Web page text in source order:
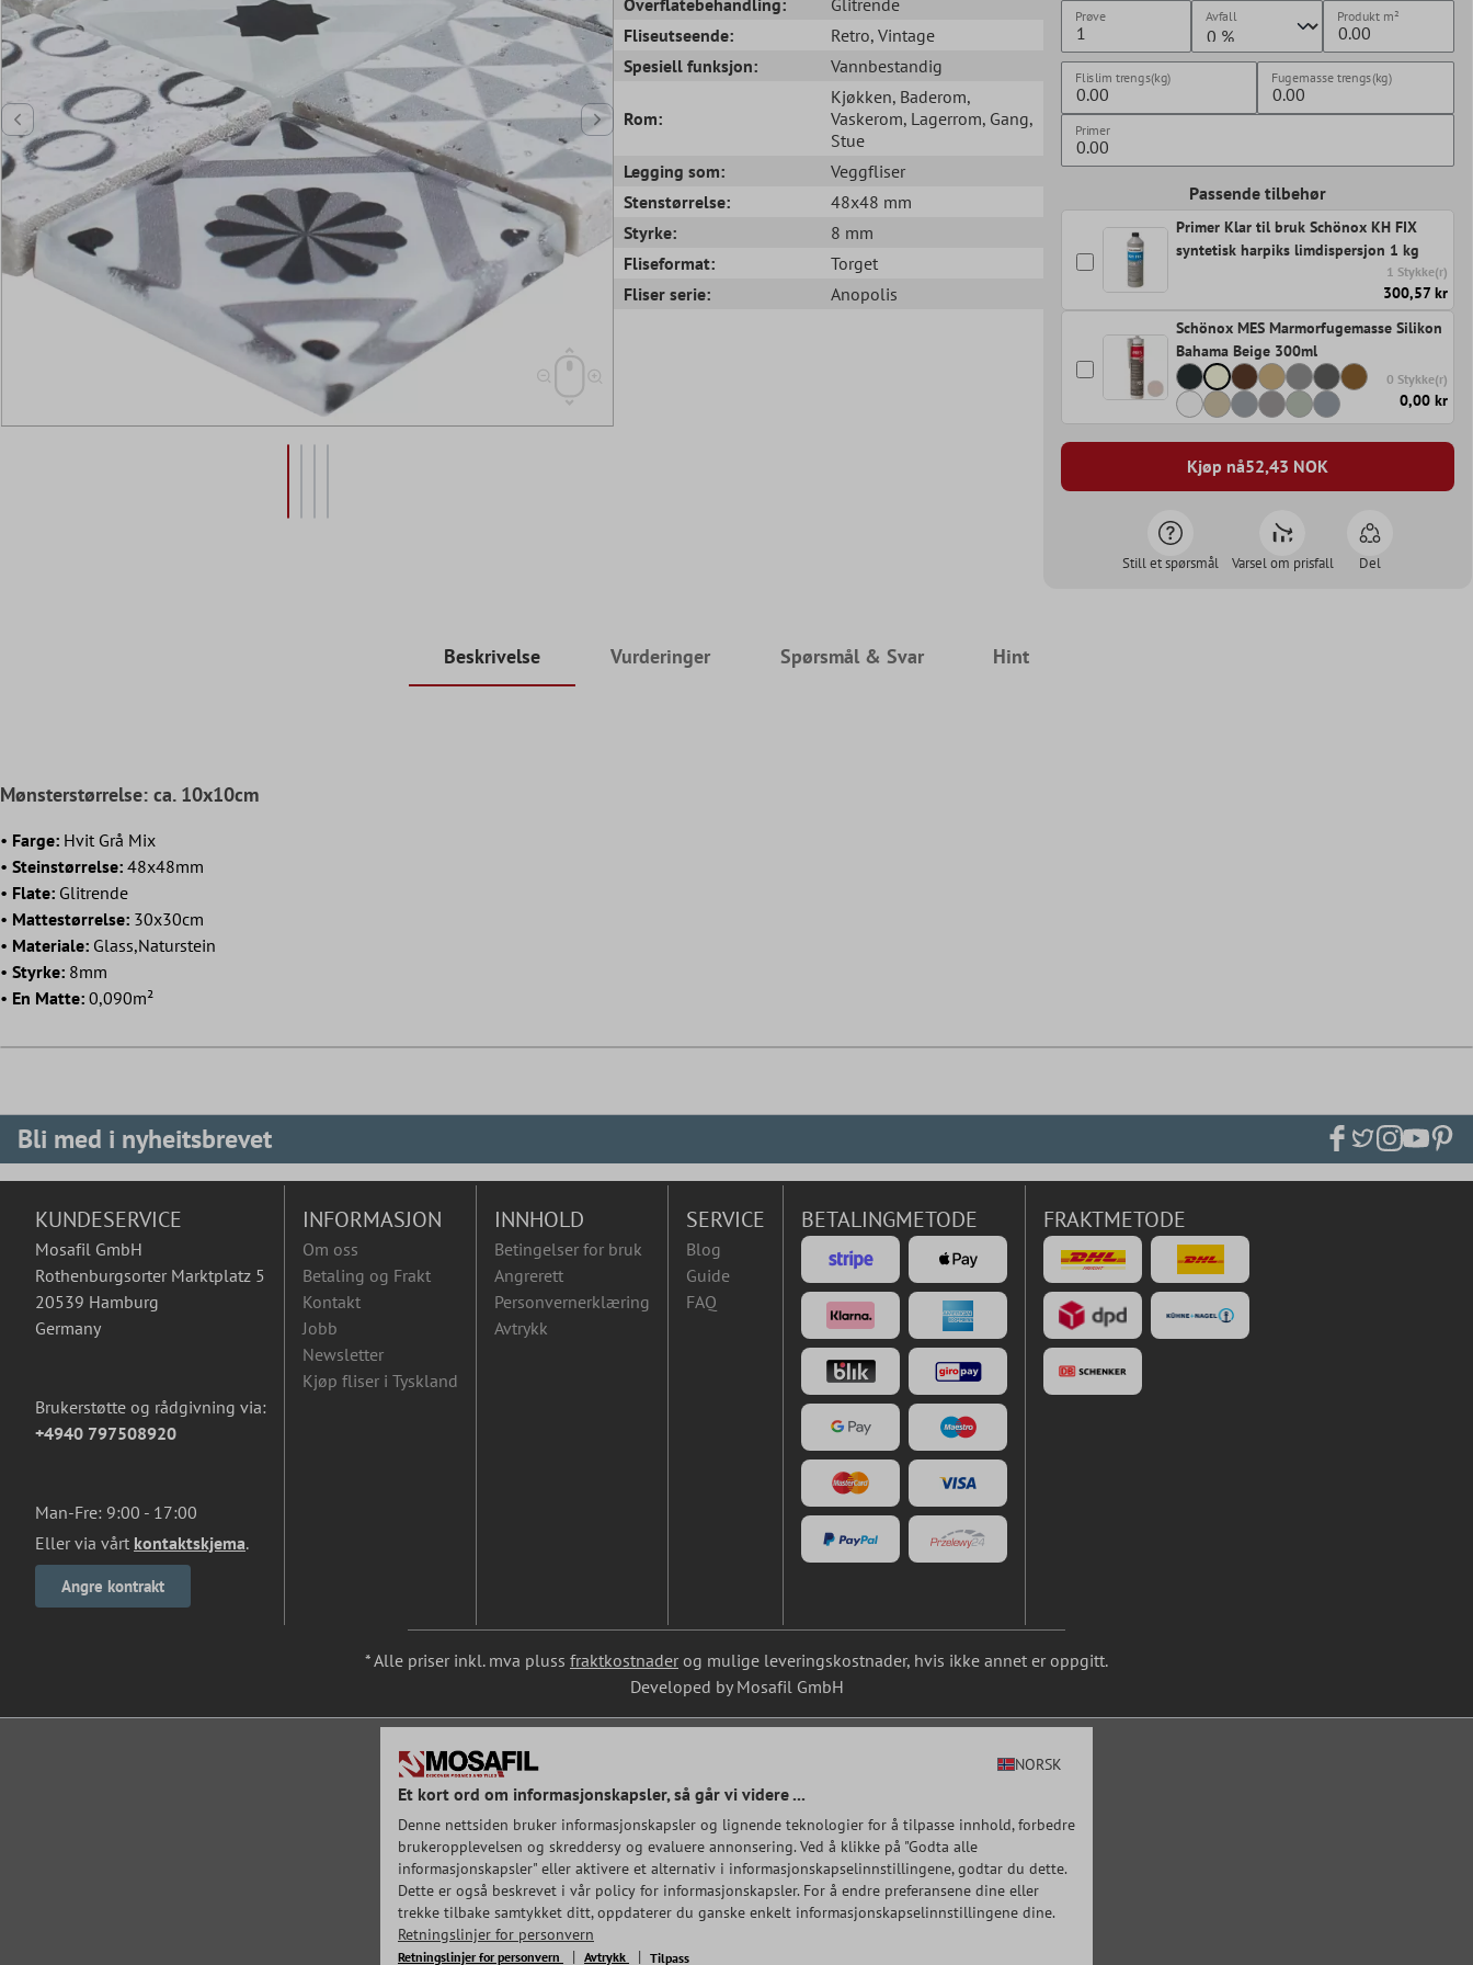
Fliseutseende:
Retro, Vintage
Spesiell funksjon:
Vannbestandig
Rom:
Kjøkken, Baderom,
Vaskerom, Lagerrom, Gang,
Stue
Legging som:
Veggfliser
Stenstørrelse:
48x48 mm
Styrke:
8 mm
Fliseformat:
Torget
Fliser serie:
Anopolis
Prøve Avfall Produkt m²
Flislim trengs(kg) Fugemasse trengs(kg)
Primer
Passende tilbehør
Primer Klar til bruk Schönox KH FIX
syntetisk harpiks limdispersjon 1 kg
1 Stykke(r)
300,57 kr
Schönox MES Marmorfugemasse Silikon
Bahama Beige 300ml
0 Stykke(r)
0,00 kr
Kjøp nå52,43 NOK
Still et spørsmål Varsel om prisfall Del
Beskrivelse Vurderinger Spørsmål & Svar Hint
Mønsterstørrelse: ca. 10x10cm
• Farge: Hvit Grå Mix
• Steinstørrelse: 48x48mm
• Flate: Glitrende
• Mattestørrelse: 30x30cm
• Materiale: Glass,Naturstein
• Styrke: 8mm
• En Matte: 0,090m²
Bli med i nyheitsbrevet
KUNDESERVICE
Mosafil GmbH
Rothenburgsorter Marktplatz 5
20539 Hamburg
Germany
Brukerstøtte og rådgivning via:
+4940 797508920
Man-Fre: 9:00 - 17:00
Eller via vårt kontaktskjema.
Angre kontrakt
INFORMASJON
Om oss
Betaling og Frakt
Kontakt
Jobb
Newsletter
Kjøp fliser i Tyskland
INNHOLD
Betingelser for bruk
Angrerett
Personvernerklæring
Avtrykk
SERVICE
Blog
Guide
FAQ
BETALINGMETODE FRAKTMETODE
* Alle priser inkl. mva pluss fraktkostnader og mulige leveringskostnader, hvis ikke annet er oppgitt.
Developed by Mosafil GmbH
NORSK
Et kort ord om informasjonskapsler, så går vi videre ...
Denne nettsiden bruker informasjonskapsler og lignende teknologier for å tilpasse innhold, forbedre
brukeropplevelsen og skreddersy og evaluere annonsering. Ved å klikke på "Godta alle
informasjonskapsler" eller aktivere et alternativ i informasjonskapselinnstillingene, godtar du dette.
Dette er også beskrevet i vår policy for informasjonskapsler. For å endre preferansene dine eller
trekke tilbake samtykket ditt, oppdaterer du ganske enkelt informasjonskapselinnstillingene dine.
Retningslinjer for personvern
Retningslinjer for personvern Avtrykk Tilpass